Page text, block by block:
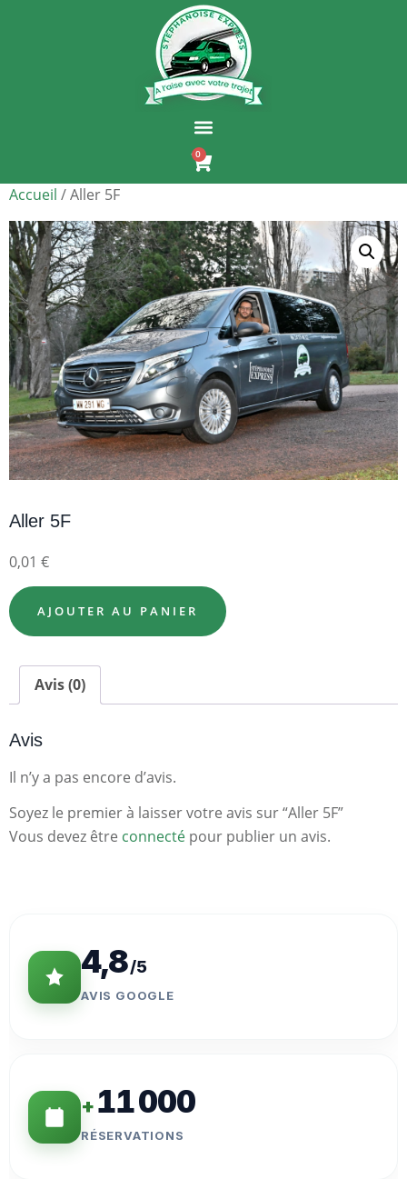
0
Accueil / Aller 5F
Aller 5F
0,01 €
AJOUTER AU PANIER
Avis (0)
Avis
Il n’y a pas encore d’avis.
Soyez le premier à laisser votre avis sur “Aller 5F”
Vous devez être connecté pour publier un avis.
4,8/5
AVIS GOOGLE
+11 000
RÉSERVATIONS